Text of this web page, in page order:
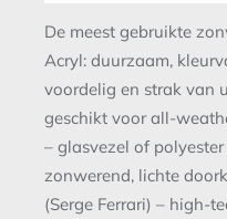
De meest gebruikte
Acryl: duurzaam,
voordelig en strak van
geschikt voor all-
– glasvezel of
zonwerend, lichte
(Serge Ferrari) – high-